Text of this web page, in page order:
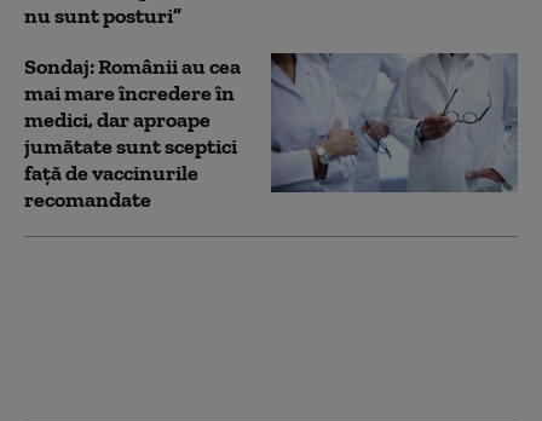
nu sunt posturi”
Sondaj: Românii au cea
mai mare încredere în
medici, dar aproape
jumătate sunt sceptici
față de vaccinurile
recomandate